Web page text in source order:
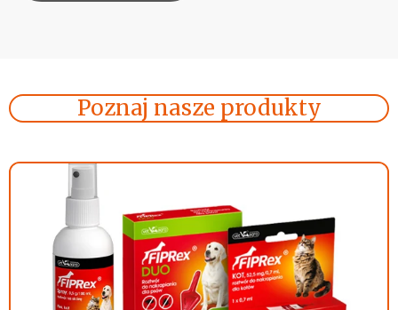
Poznaj nasze produkty